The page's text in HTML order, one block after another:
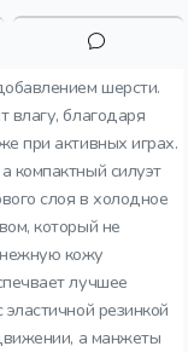
шерсти.
влагу, благодаря
при активных играх.
компактный силуэт
слоя в холодное
который не
кожу
лучшее
резинкой
а манжеты